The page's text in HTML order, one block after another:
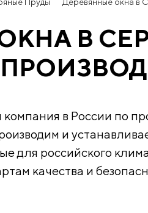
В
в России по
и
для российского
качества и